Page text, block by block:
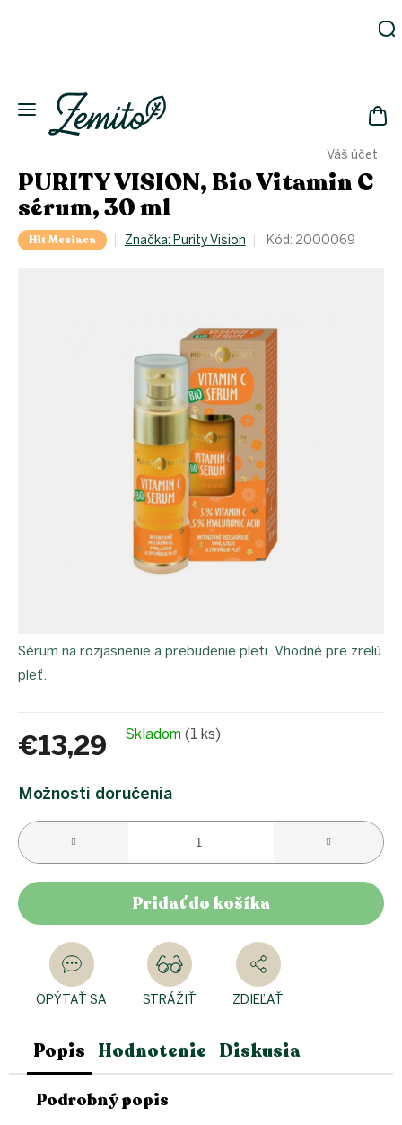
Váš účet
Ekodomácnosť
Ekologická
Kozmetika
Fľaše
Zachráň
Vianoce
pre
všetkých
výber
Prihlásenie
PURITY VISION, Bio Vitamin C
sérum, 30 ml
Hit Mesiaca Značka: Purity Vision Kód: 2000069
€13,29
cena:
Skladom (1 ks)
Možnosti doručenia
Pridať do košíka
Sérum na rozjasnenie a prebudenie pleti. Vhodné pre zrelú
pleť.
OPÝTAŤ SA STRÁŽIŤ ZDIEĽAŤ
Popis Hodnotenie Diskusia
Podrobný popis